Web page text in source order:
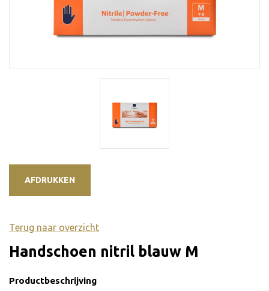
AFDRUKKEN
Terug naar overzicht
Handschoen nitril blauw M
Productbeschrijving